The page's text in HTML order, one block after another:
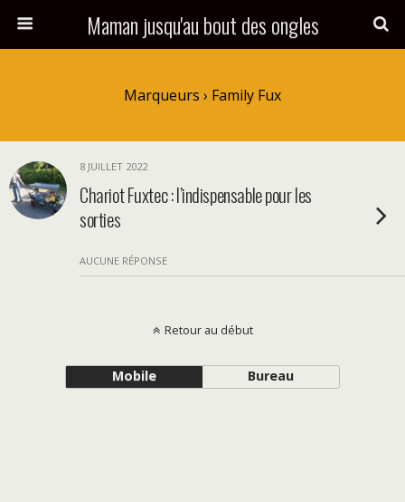
Maman jusqu'au bout des ongles
Marqueurs › Family Fux
8 JUILLET 2022
Chariot Fuxtec : l’indispensable pour les
sorties
AUCUNE RÉPONSE
Retour au début
Mobile Bureau